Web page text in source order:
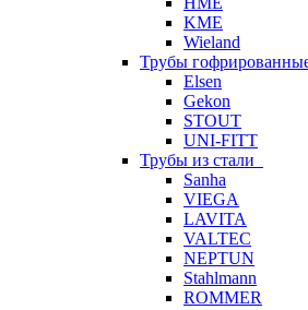
KME
Wieland
Трубы
Elsen
Gekon
STOUT
UNI-FITT
Трубы из стали
Sanha
VIEGA
LAVITA
VALTEC
NEPTUN
Stahlmann
ROMMER